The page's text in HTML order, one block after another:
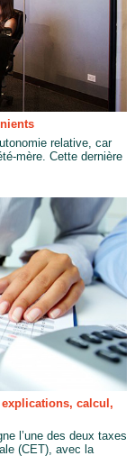
relative, car
mère. Cette dernière
explications, calcul,
l’une des deux taxes
(CET), avec la